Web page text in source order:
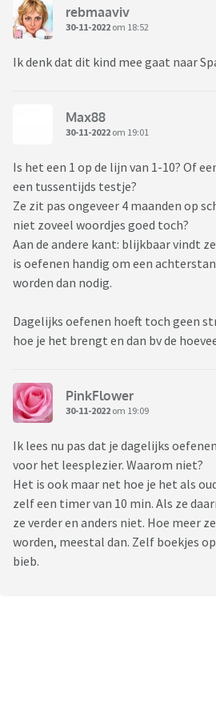
rebmaaviv
30-11-2022 om 18:52
Ik denk dat dit kind mee gaat naar
Max88
30-11-2022 om 19:01
Is het een 1 op de lijn van 1-10? Of
een tussentijds testje?
Ze zit pas ongeveer 4 maanden op
niet zoveel woordjes goed toch?
Aan de andere kant: blijkbaar vindt
is oefenen handig om een
worden dan nodig.
Dagelijks oefenen hoeft toch geen
hoe je het brengt en dan bv de
PinkFlower
30-11-2022 om 19:09
Ik lees nu pas dat je dagelijks
voor het leesplezier. Waarom niet?
Het is ook maar net hoe je het als
zelf een timer van 10 min. Als ze
ze verder en anders niet. Hoe meer
worden, meestal dan. Zelf boekjes
bieb.